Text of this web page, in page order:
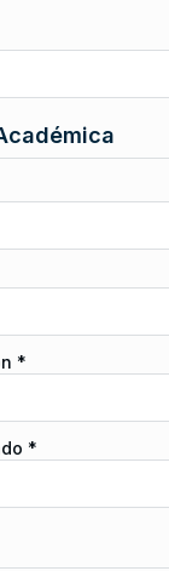
*
*